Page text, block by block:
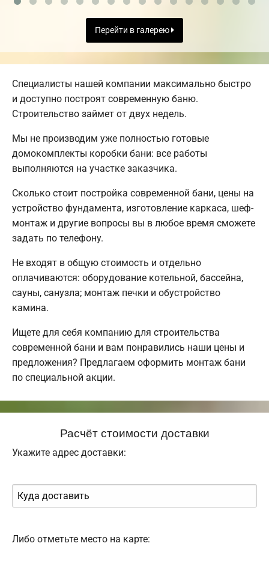
Перейти в галерею
Специалисты нашей компании максимально быстро
и доступно построят современную баню.
Строительство займет от двух недель.
Мы не производим уже полностью готовые
домокомплекты коробки бани: все работы
выполняются на участке заказчика.
Сколько стоит постройка современной бани, цены на
устройство фундамента, изготовление каркаса, шеф-
монтаж и другие вопросы вы в любое время сможете
задать по телефону.
Не входят в общую стоимость и отдельно
оплачиваются: оборудование котельной, бассейна,
сауны, санузла; монтаж печки и обустройство
камина.
Ищете для себя компанию для строительства
современной бани и вам понравились наши цены и
предложения? Предлагаем оформить монтаж бани
по специальной акции.
Расчёт стоимости доставки
Укажите адрес доставки:
Либо отметьте место на карте: